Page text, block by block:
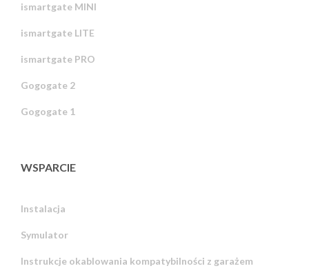
ismartgate MINI
ismartgate LITE
ismartgate PRO
Gogogate 2
Gogogate 1
WSPARCIE
Instalacja
Symulator
Instrukcje okablowania kompatybilności z garażem